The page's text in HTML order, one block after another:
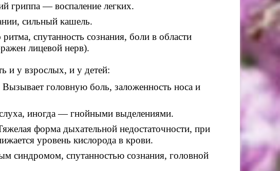
гриппа — воспаление легких.
сильный кашель.
спутанность сознания, боли в области
лицевой нерв).
и у взрослых, и у детей:
головную боль, заложенность носа и
иногда — гнойными выделениями.
форма дыхательной недостаточности, при
уровень кислорода в крови.
синдромом, спутанностью сознания, головной